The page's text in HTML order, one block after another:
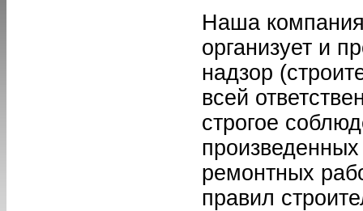
Наша
организует и
надзор
всей
строгое
ремонтных
правил